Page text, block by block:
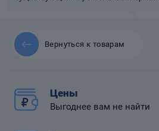
Вернуться к товарам
Цены
Выгоднее вам не найти